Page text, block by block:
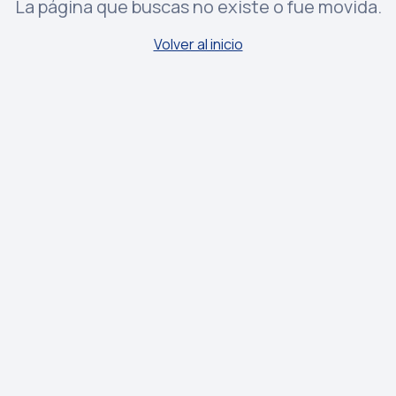
La página que buscas no existe o fue movida.
Volver al inicio